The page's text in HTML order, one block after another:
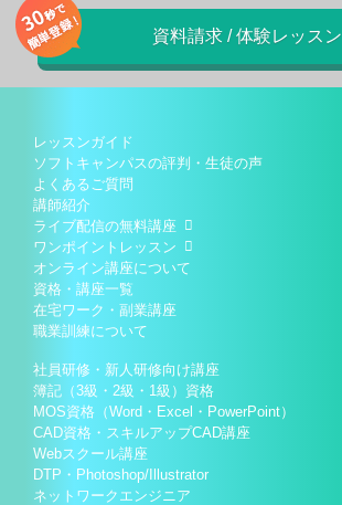
資料請求 / 体験レッスン
レッスンガイド
ソフトキャンパスの評判・生徒の声
よくあるご質問
講師紹介
ライブ配信の無料講座
ワンポイントレッスン
オンライン講座について
資格・講座一覧
在宅ワーク・副業講座
職業訓練について
社員研修・新人研修向け講座
簿記（3級・2級・1級）資格
MOS資格（Word・Excel・PowerPoint）
CAD資格・スキルアップCAD講座
Webスクール講座
DTP・Photoshop/Illustrator
ネットワークエンジニア